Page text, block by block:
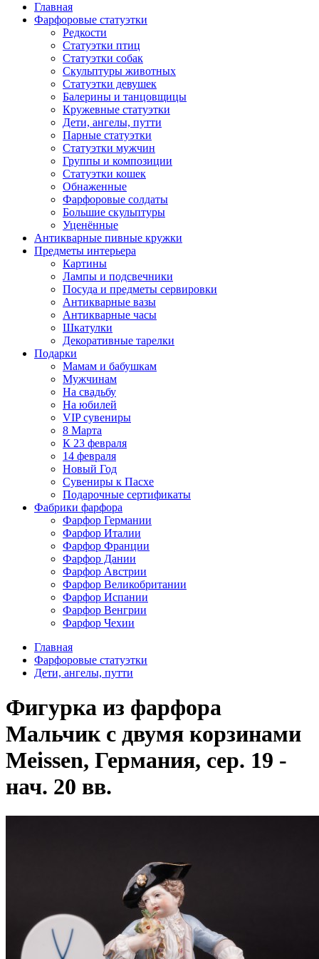
Главная
Фарфоровые статуэтки
Редкости
Cтатуэтки птиц
Cтатуэтки собак
Скульптуры животных
Статуэтки девушек
Балерины и танцовщицы
Кружевные статуэтки
Дети, ангелы, путти
Парные статуэтки
Статуэтки мужчин
Группы и композиции
Статуэтки кошек
Обнаженные
Фарфоровые солдаты
Большие скульптуры
Уценённые
Антикварные пивные кружки
Предметы интерьера
Картины
Лампы и подсвечники
Посуда и предметы сервировки
Антикварные вазы
Антикварные часы
Шкатулки
Декоративные тарелки
Подарки
Мамам и бабушкам
Мужчинам
На свадьбу
На юбилей
VIP сувениры
8 Марта
К 23 февраля
14 февраля
Новый Год
Сувениры к Пасхе
Подарочные сертификаты
Фабрики фарфора
Фарфор Германии
Фарфор Италии
Фарфор Франции
Фарфор Дании
Фарфор Австрии
Фарфор Великобритании
Фарфор Испании
Фарфор Венгрии
Фарфор Чехии
Главная
Фарфоровые статуэтки
Дети, ангелы, путти
Фигурка из фарфора
Мальчик с двумя корзинами
Meissen, Германия, сер. 19 -
нач. 20 вв.